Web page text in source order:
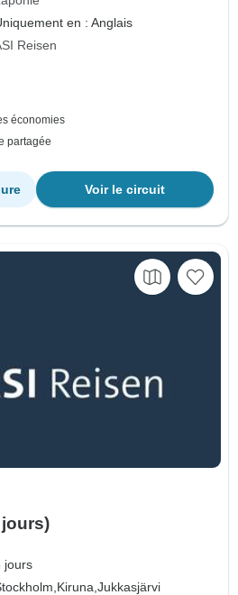
en : Anglais
Reisen
économies
partagée
Voir le circuit
jours
Kiruna,Jukkasjärvi